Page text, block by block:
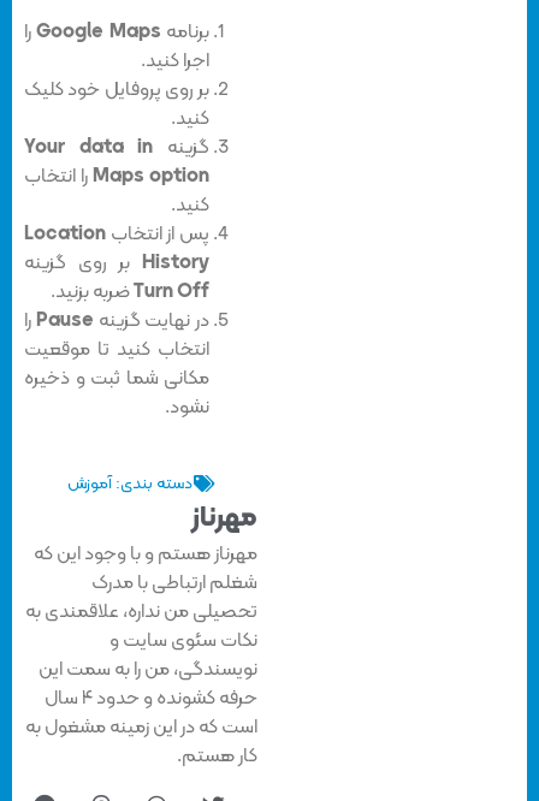
برنامهGoogle Mapsرا
اجرا کنید.
بر روی پروفایل خود کلیک
کنید.
گزینهYour data in
Maps optionرا انتخاب
کنید.
پس از انتخابLocation
Historyبر روی گزینه
Turn Offضربه بزنید.
در نهایت گزینهPauseرا
انتخاب کنید تا موقعیت
مکانی شما ثبت و ذخیره
نشود.
دسته بندی:آموزش
مهرناز
مهرناز هستم و با وجود این که
شغلم ارتباطی با مدرک
تحصیلی من نداره، علاقمندی به
نکات سئوی سایت و
نویسندگی، من را به سمت این
حرفه کشونده و حدود ۴ سال
است که در این زمینه مشغول به
کار هستم.